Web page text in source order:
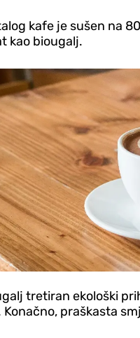
kafe je sušen na
kao biougalj.
tretiran ekološki
Konačno, praškasta